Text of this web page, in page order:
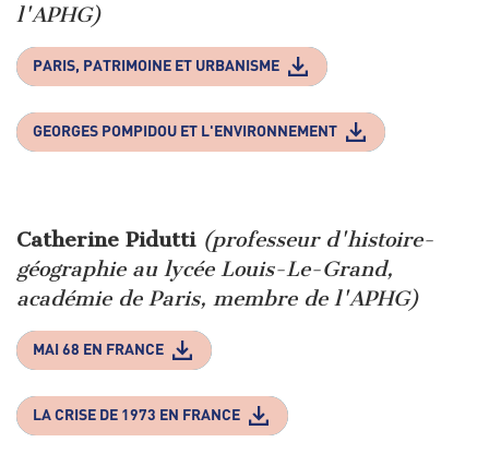
l'APHG)
PARIS, PATRIMOINE ET URBANISME
GEORGES POMPIDOU ET L'ENVIRONNEMENT
Catherine Pidutti(professeur d'histoire-
géographie au lycée Louis-Le-Grand,
académie de Paris, membre de l'APHG)
MAI 68 EN FRANCE
LA CRISE DE 1973 EN FRANCE